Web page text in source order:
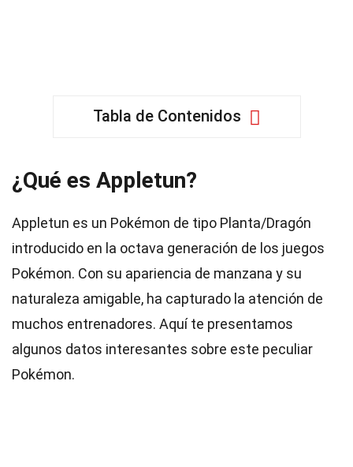
Tabla de Contenidos
¿Qué es Appletun?
Appletun es un Pokémon de tipo Planta/Dragón
introducido en la octava generación de los juegos
Pokémon. Con su apariencia de manzana y su
naturaleza amigable, ha capturado la atención de
muchos entrenadores. Aquí te presentamos
algunos datos interesantes sobre este peculiar
Pokémon.